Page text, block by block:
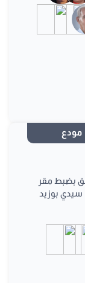
مودع
بضبط مقر
سيدي بوزيد